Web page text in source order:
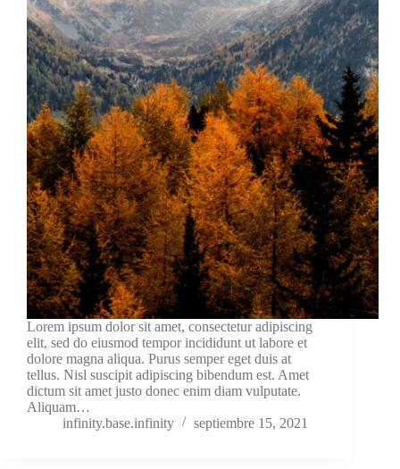
Lorem ipsum dolor sit amet, consectetur adipiscing
elit, sed do eiusmod tempor incididunt ut labore et
dolore magna aliqua. Purus semper eget duis at
tellus. Nisl suscipit adipiscing bibendum est. Amet
dictum sit amet justo donec enim diam vulputate.
Aliquam…
infinity.base.infinity
septiembre 15, 2021